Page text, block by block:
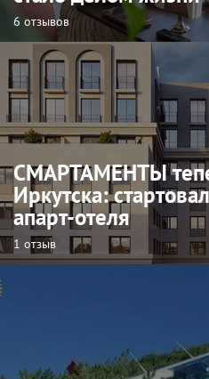
6 отзывов
СМАРТАМЕНТЫ
Иркутска:
апарт-отеля
1 отзыв